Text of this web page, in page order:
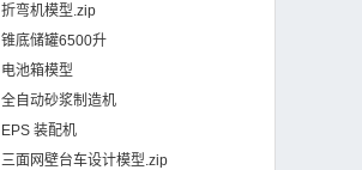
折弯机模型.zip
锥底储罐6500升
电池箱模型
全自动砂浆制造机
EPS 装配机
三面网壁台车设计模型.zip